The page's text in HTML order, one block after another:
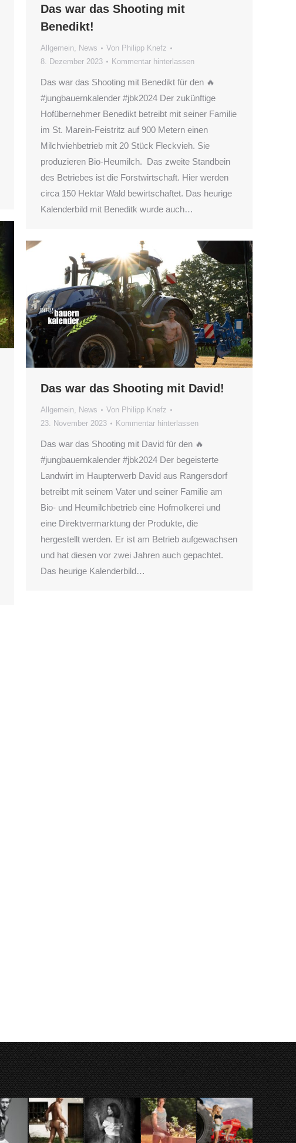
Das war das Shooting mit
Benedikt!
Allgemein, News Von Philipp Knefz
8. Dezember 2023
Kommentar hinterlassen
Das war das Shooting mit Benedikt für den 🔥
#jungbauernkalender #jbk2024 Der zukünftige
Hofübernehmer Benedikt betreibt mit seiner Familie
im St. Marein-Feistritz auf 900 Metern einen
Milchviehbetrieb mit 20 Stück Fleckvieh. Sie
produzieren Bio-Heumilch. Das zweite Standbein
des Betriebes ist die Forstwirtschaft. Hier werden
circa 150 Hektar Wald bewirtschaftet. Das heurige
Kalenderbild mit Beneditk wurde auch…
Das war das Shooting mit David!
Allgemein, News Von Philipp Knefz
23. November 2023
Kommentar hinterlassen
Das war das Shooting mit David für den 🔥
#jungbauernkalender #jbk2024 Der begeisterte
Landwirt im Haupterwerb David aus Rangersdorf
betreibt mit seinem Vater und seiner Familie am
Bio- und Heumilchbetrieb eine Hofmolkerei und
eine Direktvermarktung der Produkte, die
hergestellt werden. Er ist am Betrieb aufgewachsen
und hat diesen vor zwei Jahren auch gepachtet.
Das heurige Kalenderbild…